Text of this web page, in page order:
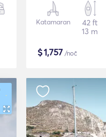
Katamaran
42 ft
13 m
$1,757 /noč